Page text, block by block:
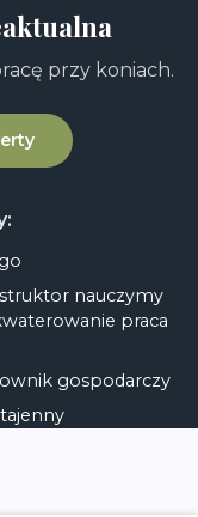
przy koniach.
nauczymy
praca
gospodarczy